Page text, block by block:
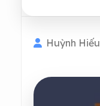
Huỳnh Hiếu